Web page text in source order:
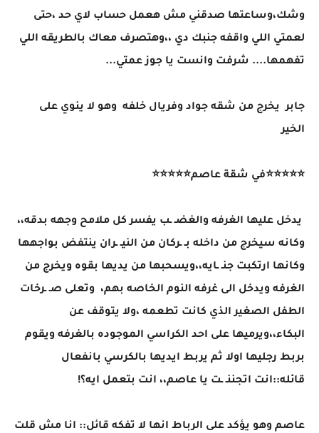
وشك،وساعتها صدقني مش هعمل حساب لاي حد ،حتى
لعمتي اللي واقفه جنبك دي ،،وهتصرف معاك بالطريقه اللي
تفهمها.... شرفت وانست يا جوز عمتي...
جابر يخرج من شقه جواد وفريال خلفه وهو لا ينوي على
الخير
⭐⭐⭐⭐⭐في شقة عاصم⭐⭐⭐⭐⭐
يدخل عليها الغرفه والغضـ ـب يفسر كل ملامح وجهه بدقه،،
وكانه سيخرج من داخله بـ ـركان من النيـ ـران ينتفض بواجهها
وكانها ارتكبت جنـ ـايه،،ويسحبها من يديها بقوه ويخرج من
الغرفه ويدخل الى غرفه النوم الخاصه بهم، وتعلى صـ ـرخات
الطفل الصغير الذي كانت تطعمه ،ولا يتوقف عن
البكاء،،ويرميها على احد الكراسي الموجوده بالغرفه ويقوم
بربط رجليها اولا ثم يربط ايديها بالكرسي بانفعال
قائله::انت اتجننـ ـت يا عاصم،، انت بتعمل ايه؟!
عاصم وهو يؤكد على الرباط انها لا تفكه قائل:: انا مش قلت